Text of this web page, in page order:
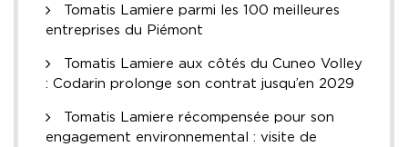
Tomatis Lamiere parmi les 100 meilleures
entreprises du Piémont
Tomatis Lamiere aux côtés du Cuneo Volley
: Codarin prolonge son contrat jusqu’en 2029
Tomatis Lamiere récompensée pour son
engagement environnemental : visite de